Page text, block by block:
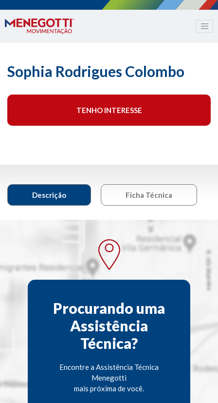
Sophia Rodrigues Colombo
TENHO INTERESSE
Descrição Ficha Técnica
Procurando uma
Assistência
Técnica?
Encontre a Assistência Técnica
Menegotti
mais próxima de você.